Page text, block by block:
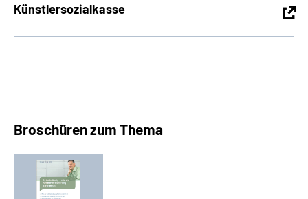
Künstlersozialkasse
Broschüren zum Thema